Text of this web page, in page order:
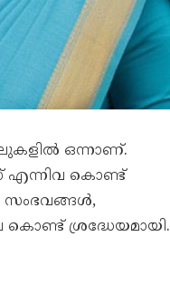
ഒന്നാണ്.
എന്നിവ കൊണ്ട്
സംഭവങ്ങൾ,
കൊണ്ട് ശ്രദ്ധേയമായി.